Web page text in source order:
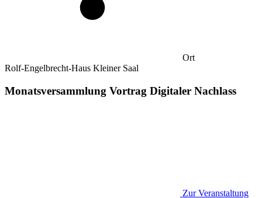
Ort
Rolf-Engelbrecht-Haus Kleiner Saal
Monatsversammlung Vortrag Digitaler Nachlass
Zur Veranstaltung